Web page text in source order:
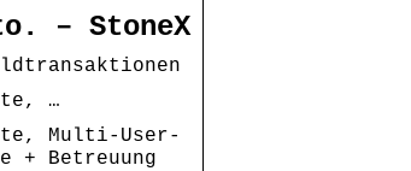
– StoneX
…
Multi-User-
+ Betreuung